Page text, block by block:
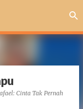
Cinta Tak Pernah